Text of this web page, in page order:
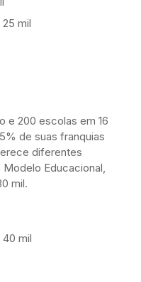
25 mil
e 200 escolas em 16
de suas franquias
diferentes
Educacional,
mil.
40 mil